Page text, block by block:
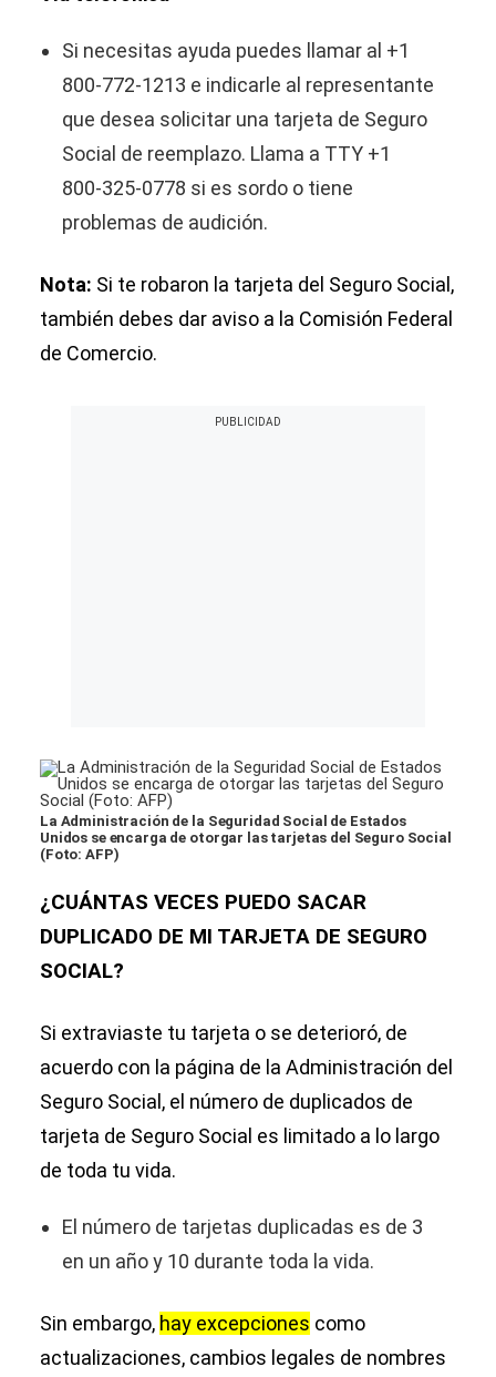
Si necesitas ayuda puedes llamar al +1
800-772-1213 e indicarle al representante
que desea solicitar una tarjeta de Seguro
Social de reemplazo. Llama a TTY +1
800-325-0778 si es sordo o tiene
problemas de audición.
Nota: Si te robaron la tarjeta del Seguro Social,
también debes dar aviso a la Comisión Federal
de Comercio.
La Administración de la Seguridad Social de Estados
Unidos se encarga de otorgar las tarjetas del Seguro Social
(Foto: AFP)
¿CUÁNTAS VECES PUEDO SACAR
DUPLICADO DE MI TARJETA DE SEGURO
SOCIAL?
Si extraviaste tu tarjeta o se deterioró, de
acuerdo con la página de la Administración del
Seguro Social, el número de duplicados de
tarjeta de Seguro Social es limitado a lo largo
de toda tu vida.
El número de tarjetas duplicadas es de 3
en un año y 10 durante toda la vida.
Sin embargo, hay excepciones como
actualizaciones, cambios legales de nombres